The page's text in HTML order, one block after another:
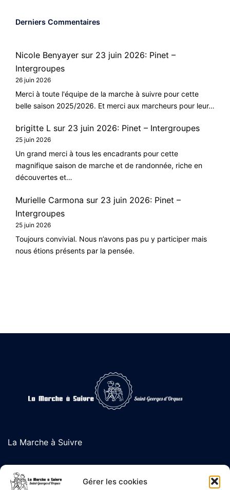
Gérer les cookies
Derniers Commentaires
Nicole Benyayer sur 23 juin 2026: Pinet –
Intergroupes
26 juin 2026
Merci à toute l'équipe de la marche à suivre pour cette
belle saison 2025/2026. Et merci aux marcheurs pour leur…
brigitte L sur 23 juin 2026: Pinet – Intergroupes
25 juin 2026
Un grand merci à tous les encadrants pour cette
magnifique saison de marche et de randonnée, riche en
découvertes et…
Murielle Carmona sur 23 juin 2026: Pinet –
Intergroupes
25 juin 2026
Toujours convivial. Nous n’avons pas pu y participer mais
nous étions présents par la pensée.
La Marche à Suivre
L'association de randonnée de Saint-Georges d'Orques